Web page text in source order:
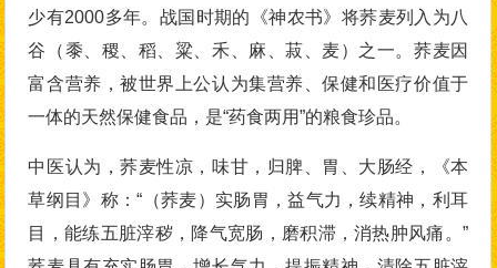
少有2000多年。战国时期的《神农书》将荞麦列入为八
谷（黍、稷、稻、粱、禾、麻、菽、麦）之一。荞麦因
富含营养，被世界上公认为集营养、保健和医疗价值于
一体的天然保健食品，是“药食两用”的粮食珍品。
中医认为，荞麦性凉，味甘，归脾、胃、大肠经，《本
草纲目》称：“（荞麦）实肠胃，益气力，续精神，利耳
目，能练五脏滓秽，降气宽肠，磨积滞，消热肿风痛。”